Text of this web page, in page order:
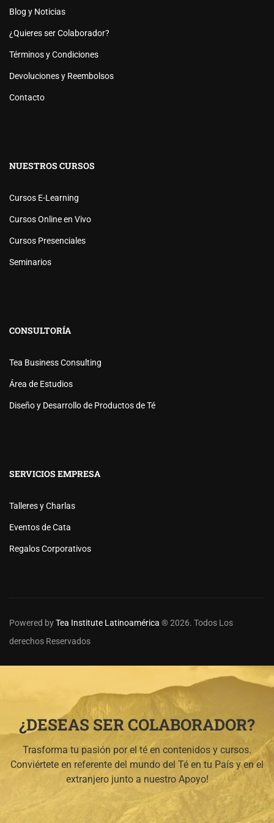
Blog y Noticias
¿Quieres ser Colaborador?
Términos y Condiciones
Devoluciones y Reembolsos
Contacto
NUESTROS CURSOS
Cursos E-Learning
Cursos Online en Vivo
Cursos Presenciales
Seminarios
CONSULTORÍA
Tea Business Consulting
Área de Estudios
Diseño y Desarrollo de Productos de Té
SERVICIOS EMPRESA
Talleres y Charlas
Eventos de Cata
Regalos Corporativos
Powered byTea Institute Latinoamérica ® 2026. Todos Los
derechos Reservados
¿DESEAS SER COLABORADOR?
Trasforma tu pasión por el té en contenidos y cursos.
Conviértete en referente del mundo del Té en tu País y en el
extranjero junto a nuestro Apoyo!